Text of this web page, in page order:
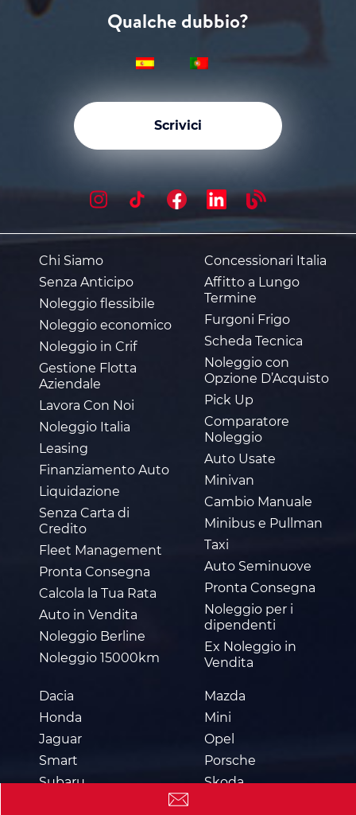
Qualche dubbio?
Scrivici
Chi Siamo
Senza Anticipo
Noleggio flessibile
Noleggio economico
Noleggio in Crif
Gestione Flotta
Aziendale
Lavora Con Noi
Noleggio Italia
Leasing
Finanziamento Auto
Liquidazione
Senza Carta di
Credito
Fleet Management
Pronta Consegna
Calcola la Tua Rata
Auto in Vendita
Noleggio Berline
Noleggio 15000km
Dacia
Honda
Jaguar
Smart
Subaru
Mazda
Mini
Opel
Porsche
Skoda
Concessionari Italia
Affitto a Lungo
Termine
Furgoni Frigo
Scheda Tecnica
Noleggio con
Opzione D’Acquisto
Pick Up
Comparatore
Noleggio
Auto Usate
Minivan
Cambio Manuale
Minibus e Pullman
Taxi
Auto Seminuove
Pronta Consegna
Noleggio per i
dipendenti
Ex Noleggio in
Vendita